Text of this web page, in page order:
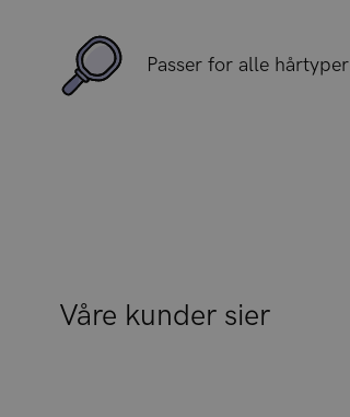
Passer for alle hårtyper
Våre kunder sier